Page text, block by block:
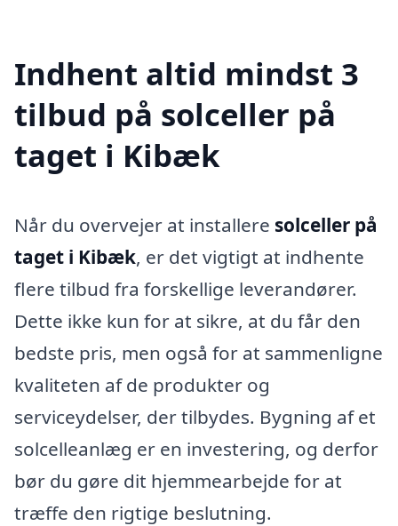
Indhent altid mindst 3
tilbud på solceller på
taget i Kibæk
Når du overvejer at installere solceller på
taget i Kibæk, er det vigtigt at indhente
flere tilbud fra forskellige leverandører.
Dette ikke kun for at sikre, at du får den
bedste pris, men også for at sammenligne
kvaliteten af de produkter og
serviceydelser, der tilbydes. Bygning af et
solcelleanlæg er en investering, og derfor
bør du gøre dit hjemmearbejde for at
træffe den rigtige beslutning.